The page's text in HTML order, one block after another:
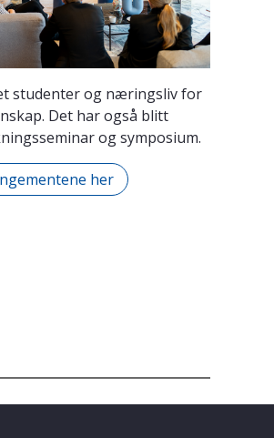
studenter og næringsliv for
Det har også blitt
og symposium.
her